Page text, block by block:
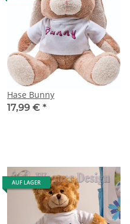
Hase Bunny
17,99 € *
AUF LAGER